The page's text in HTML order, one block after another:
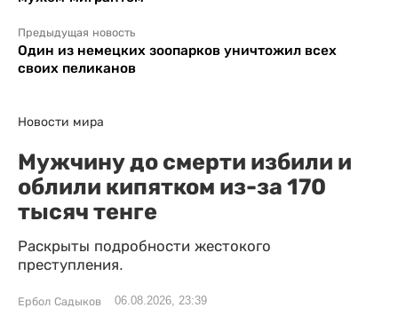
Предыдущая новость
Один из немецких зоопарков уничтожил всех
своих пеликанов
Новости мира
Мужчину до смерти избили и
облили кипятком из-за 170
тысяч тенге
Раскрыты подробности жестокого
преступления.
Ербол Садыков 06.08.2026, 23:39